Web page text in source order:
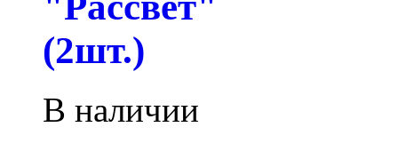
(2шт.)
В наличии